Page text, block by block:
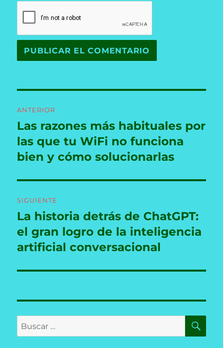
de
entradas
ANTERIOR
Entrada
anterior:
Las razones más habituales por
las que tu WiFi no funciona
bien y cómo solucionarlas
SIGUIENTE
Entrada
siguiente:
La historia detrás de ChatGPT:
el gran logro de la inteligencia
artificial conversacional
Buscar
por: